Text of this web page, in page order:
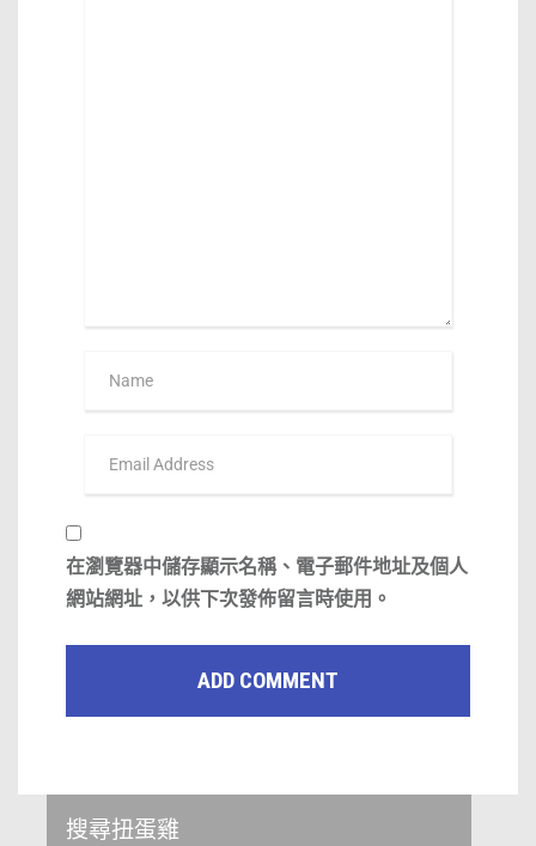
在瀏覽器中儲存顯示名稱、電子郵件地址及個人
網站網址，以供下次發佈留言時使用。
搜尋扭蛋雞